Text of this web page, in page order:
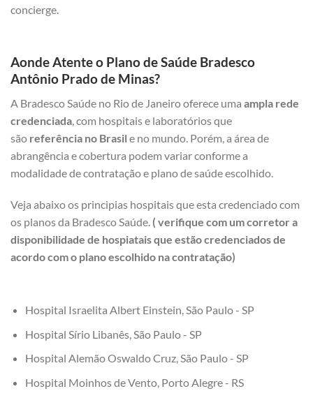
concierge.
Aonde Atente o Plano de Saúde Bradesco
Antônio Prado de Minas?
A Bradesco Saúde no Rio de Janeiro oferece uma ampla rede
credenciada , com hospitais e laboratórios que
são referência no Brasil e no mundo. Porém, a área de
abrangência e cobertura podem variar conforme a
modalidade de contratação e plano de saúde escolhido.
Veja abaixo os principias hospitais que esta credenciado com
os planos da Bradesco Saúde. ( verifique com um corretor a
disponibilidade de hospiatais que estão credenciados de
acordo com o plano escolhido na contratação)
Hospital Israelita Albert Einstein, São Paulo - SP
Hospital Sírio Libanês, São Paulo - SP
Hospital Alemão Oswaldo Cruz, São Paulo - SP
Hospital Moinhos de Vento, Porto Alegre - RS